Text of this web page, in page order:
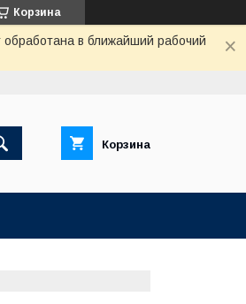
Корзина
в ближайший рабочий
Корзина